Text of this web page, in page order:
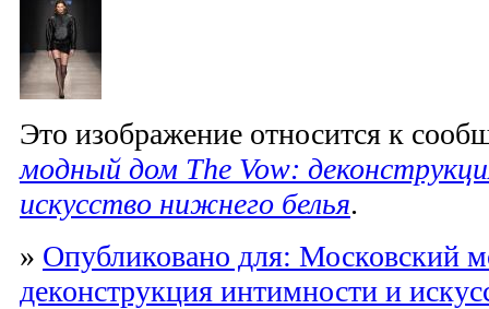
Это изображение относится к
модный дом The Vow:
искусство нижнего белья.
» Опубликовано для: Московский
деконструкция интимности и